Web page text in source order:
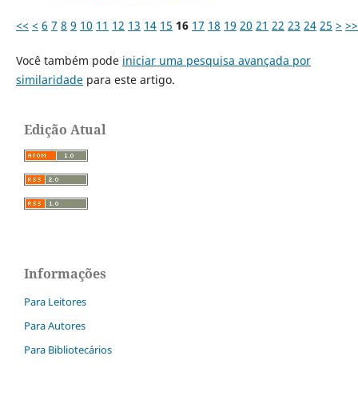
<< < 6 7 8 9 10 11 12 13 14 15 16 17 18 19 20 21 22 23 24 25 > >>
Você também pode iniciar uma pesquisa avançada por
similaridadepara este artigo.
Edição Atual
Informações
Para Leitores
Para Autores
Para Bibliotecários